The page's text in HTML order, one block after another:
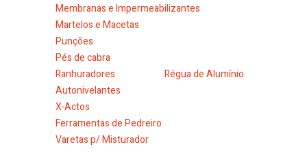
Membranas e Impermeabilizantes
Martelos e Macetas
Punções
Pés de cabra
Ranhuradores
Régua de Alumínio
Autonivelantes
X-Actos
Ferramentas de Pedreiro
Varetas p/ Misturador